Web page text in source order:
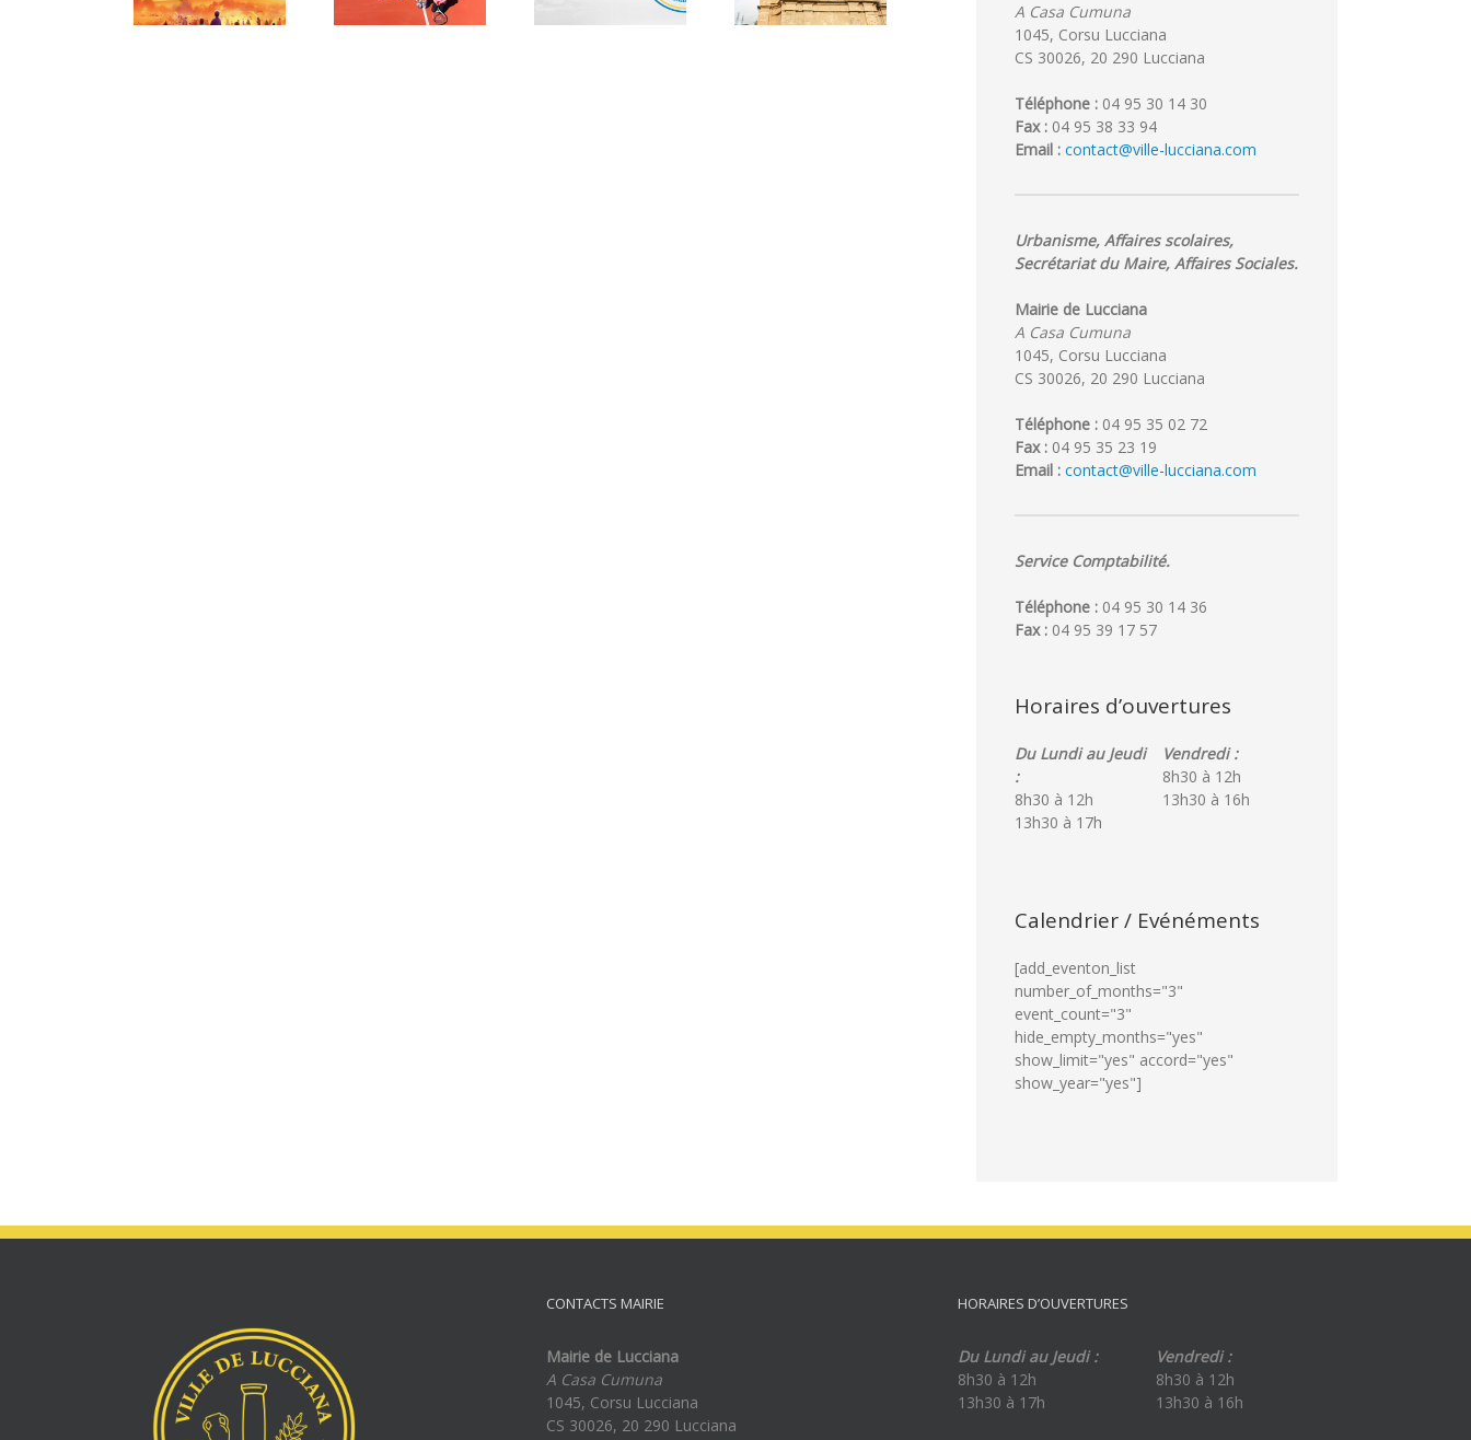
ouvert !
2026 : les
Saint Michel le
inscriptions
Grande
aout
bal
Le
Club
est
A Casa Cumuna
1045, Corsu Lucciana
CS 30026, 20 290 Lucciana
Téléphone : 04 95 30 14 30
Fax : 04 95 38 33 94
Email : contact@ville-lucciana.com
Urbanisme, Affaires scolaires,
Secrétariat du Maire, Affaires Sociales.
Mairie de Lucciana
A Casa Cumuna
1045, Corsu Lucciana
CS 30026, 20 290 Lucciana
Téléphone : 04 95 35 02 72
Fax : 04 95 35 23 19
Email : contact@ville-lucciana.com
Service Comptabilité.
Téléphone : 04 95 30 14 36
Fax : 04 95 39 17 57
Horaires d’ouvertures
Du Lundi au Jeudi
:
8h30 à 12h
13h30 à 17h
Vendredi :
8h30 à 12h
13h30 à 16h
Calendrier / Evénéments
[add_eventon_list
number_of_months="3"
event_count="3"
hide_empty_months="yes"
show_limit="yes" accord="yes"
show_year="yes"]
CONTACTS MAIRIE
Mairie de Lucciana
A Casa Cumuna
1045, Corsu Lucciana
CS 30026, 20 290 Lucciana
HORAIRES D’OUVERTURES
Du Lundi au Jeudi :
8h30 à 12h
13h30 à 17h
Vendredi :
8h30 à 12h
13h30 à 16h